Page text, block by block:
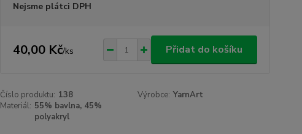
Nejsme plátci DPH
40,00 Kč/ks Přidat do košíku
Číslo produktu: 138 Výrobce: YarnArt
Materiál: 55% bavlna, 45%
polyakryl